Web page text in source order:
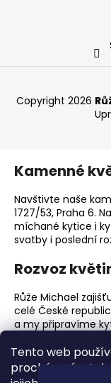
Tento web
procházením
Copyright 2026
Kamenné
Navštivte naše
1727/53, Praha 6.
míchané kytice i
svatby i poslední
Rozvoz
Růže Michael
celé České
a my připravíme
Proč zvolit